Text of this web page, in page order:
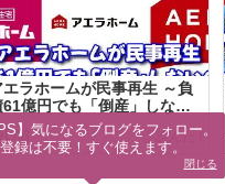
エラホームが民事再生 ～負
61億円でも「倒産」しない
がハウスメーカーで建てるメ
ット～
前】気になるブログをフォロー。
登録は不要！すぐ使えます。
閉じる